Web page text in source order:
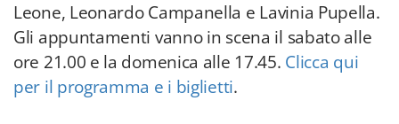
Leone, Leonardo Campanella e Lavinia Pupella.
Gli appuntamenti vanno in scena il sabato alle
ore 21.00 e la domenica alle 17.45. Clicca qui
per il programma e i biglietti.